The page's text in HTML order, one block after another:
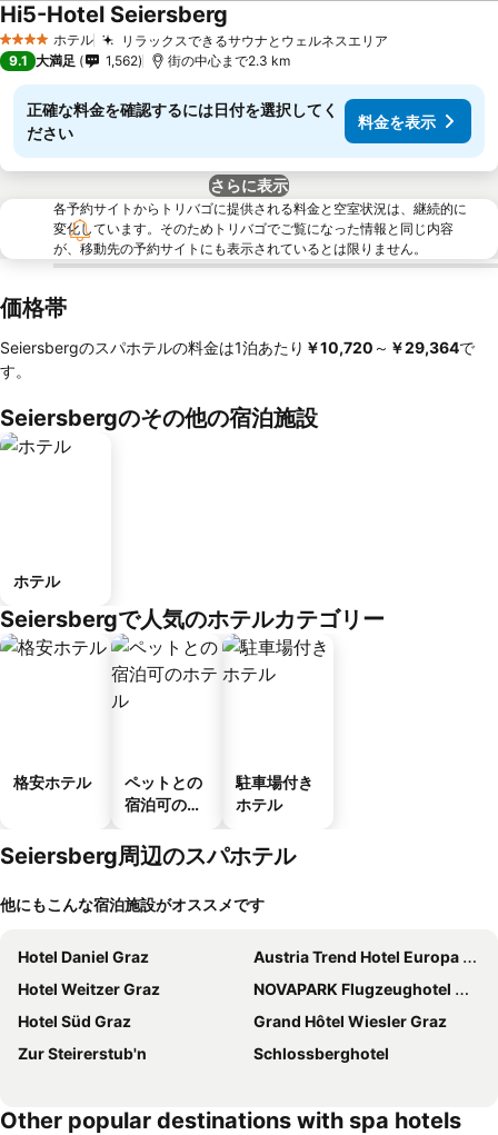
4 ホテルのランク
ホテル リラックスできるサウナとウェルネスエリア
Hi5-Hotel Seiersberg
9.1 大満足 1,562 街の中心まで2.3 km
正確な料金を確認するには日付を選択してく
ださい
料金を表示
さらに表示
各予約サイトからトリバゴに提供される料金と空室状況は、継続的に
変化しています。そのためトリバゴでご覧になった情報と同じ内容
が、移動先の予約サイトにも表示されているとは限りません。
価格帯
Seiersbergのスパホテルの料金は1泊あたり ‎￥10,720 ～ ‎￥29,364で
す。
Seiersbergのその他の宿泊施設
ホテル
Seiersbergで人気のホテルカテゴリー
格安ホテル
ペットとの
宿泊可のホ
駐車場付き
ホテル
Seiersberg周辺のスパホテル
他にもこんな宿泊施設がオススメです
Hotel Daniel Graz
Austria Trend Hotel Europa Graz Hauptbahnhof
Hotel Weitzer Graz
NOVAPARK Flugzeughotel Graz
Hotel Süd Graz
Grand Hôtel Wiesler Graz
Zur Steirerstub'n
Schlossberghotel
Other popular destinations with spa hotels